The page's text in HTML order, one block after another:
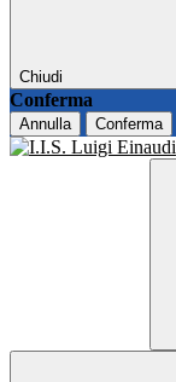
Chiudi
Conferma
Annulla Conferma